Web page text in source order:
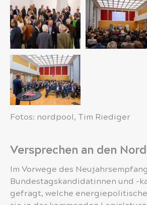
Fotos: nordpool, Tim Riediger
Versprechen an den
Im Vorwege des
Bundestagskandidatinnen und -
gefragt, welche